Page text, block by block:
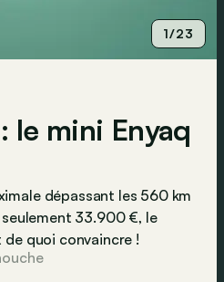
1/23
le mini Enyaq
dépassant les 560 km
33.900 €, le
quoi convaincre !